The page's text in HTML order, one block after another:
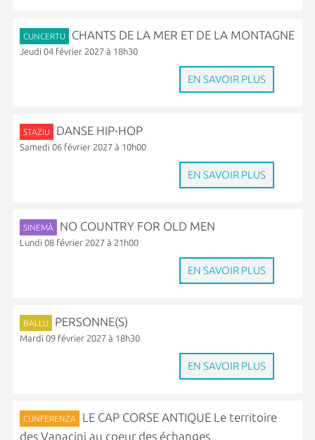
CUNCERTU CHANTS DE LA MER ET DE LA MONTAGNE
Jeudi 04 février 2027 à 18h30
EN SAVOIR PLUS
STAZIU DANSE HIP-HOP
Samedi 06 février 2027 à 10h00
EN SAVOIR PLUS
SINEMÀ NO COUNTRY FOR OLD MEN
Lundi 08 février 2027 à 21h00
EN SAVOIR PLUS
BALLU PERSONNE(S)
Mardi 09 février 2027 à 18h30
EN SAVOIR PLUS
CUNFERENZA
LE CAP CORSE ANTIQUE Le territoire
des Vanacini au coeur des échanges